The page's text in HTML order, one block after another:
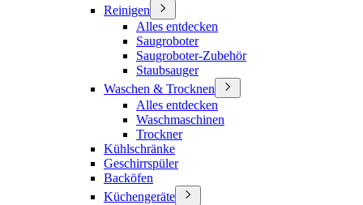
Reinigen
Alles entdecken
Saugroboter
Saugroboter-Zubehör
Staubsauger
Waschen & Trocknen
Alles entdecken
Waschmaschinen
Trockner
Kühlschränke
Geschirrspüler
Backöfen
Küchengeräte